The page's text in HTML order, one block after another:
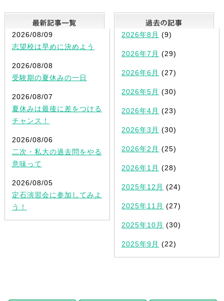
最新記事一覧
2026/08/09
志望校は早めに決めよう
2026/08/08
受験期の夏休みの一日
2026/08/07
夏休みは最後に差をつける
チャンス！
2026/08/06
二次・私大の過去問をやる
意味って
2026/08/05
定石演習会に参加してみよ
う！
2026年8月 (9)
2026年7月 (29)
2026年6月 (27)
2026年5月 (30)
2026年4月 (23)
2026年3月 (30)
2026年2月 (25)
2026年1月 (28)
2025年12月 (24)
2025年11月 (27)
2025年10月 (30)
2025年9月 (22)